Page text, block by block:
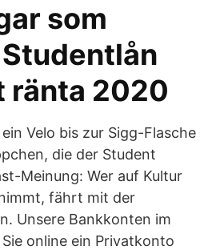
som
ränta 2020
Velo bis zur Sigg-Flasche
die der Student
Meinung: Wer auf Kultur
fährt mit der
Unsere Bankkonten im
online ein Privatkonto